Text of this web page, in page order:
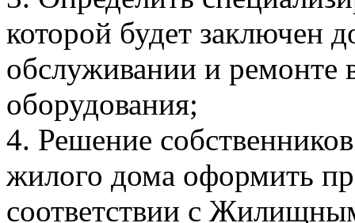
которой будет заключен
обслуживании и ремонте
оборудования;
4. Решение
жилого дома оформить
соответствии с